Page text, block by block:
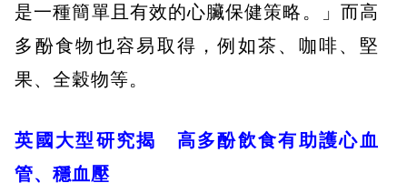
是一種簡單且有效的心臟保健策略。」而高
多酚食物也容易取得，例如茶、咖啡、堅
果、全穀物等。
英國大型研究揭 高多酚飲食有助護心血
管、穩血壓